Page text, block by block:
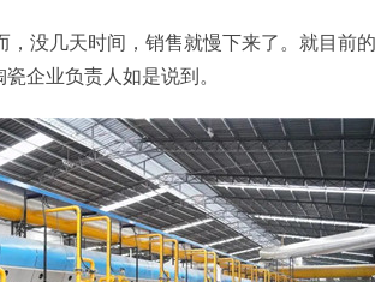
没几天时间，销售就慢下来了。就目前
企业负责人如是说到。